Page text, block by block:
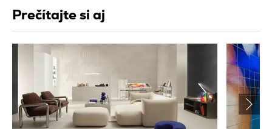
Prečítajte si aj